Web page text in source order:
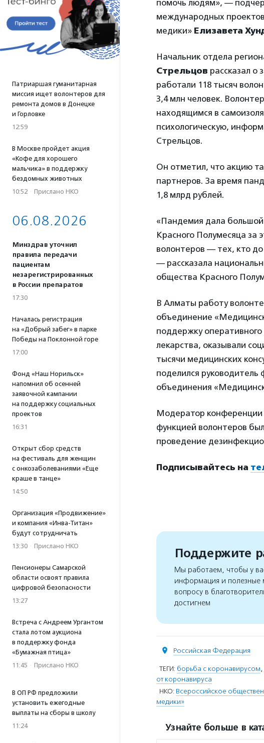
Патриаршая гуманитарная
миссия ищет волонтеров для
ремонта домов в Донецке
и Горловке
12:59
В Москве пройдет акция
«Кофе для хорошего
мальчика» в поддержку
бездомных животных
10:52 · Прислано НКО
06.08.2026
Минздрав уточнил
правила передачи
пациентам
незарегистрированных
в России препаратов
17:30
Началась регистрация
на «Добрый забег» в парке
Победы на Поклонной горе
17:00
Фонд «Наш Норильск»
напомнил об осенней
заявочной кампании
на поддержку социальных
проектов
16:31
Открыт сбор средств
на фестиваль для женщин
с онкозаболеваниями «Еще
краше в танце»
14:50
Организация «Продвижение»
и компания «Инва-Титан»
будут сотрудничать
13:30 · Прислано НКО
Пенсионеры Самарской
области освоят правила
цифровой безопасности
13:27
Встреча с Андреем Ургантом
стала лотом аукциона
в поддержку фонда
«Бумажная птица»
11:45 · Прислано НКО
В ОП РФ предложили
установить ежегодные
выплаты на сборы в школу
11:24
помочь людям», —
международных
медики» Елизавета
Начальник отдела
Стрельцов рассказал
работали 118 тысяч
3,4 млн человек.
находящимся в
психологическую,
Стрельцов.
Он отметил, что акцию
партнеров. За время
1,8 млрд рублей.
«Пандемия дала
Красного Полумесяца за
волонтеров — тех, кто до
— рассказала
общества Красного
В Алматы работу
объединение
поддержку
лекарства, оказывали
тысячи медицинских
поделился руководитель
объединения
Модератор конференции
функцией волонтеров
проведение
Подписывайтесь на
Поддержите
Мы работаем, чтобы у
информация и
вопросу в
достигнем
Российская Федерация
ТЕГИ: борьба с коронавирусом,
от коронавируса
НКО: Всероссийское
медики»
Узнайте больше в